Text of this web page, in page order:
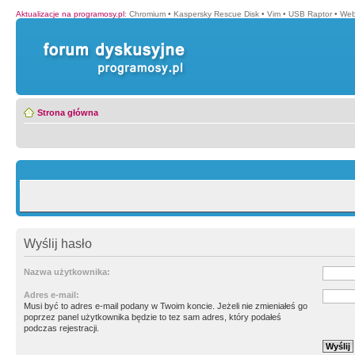
Aktualizacje na programosy.pl: Chromium • Kaspersky Rescue Disk • Vim • USB Raptor •
Strona główna
Wyślij hasło
Nazwa użytkownika:
Adres e-mail:
Musi być to adres e-mail podany w Twoim koncie. Jeżeli nie zmieniałeś go
poprzez panel użytkownika będzie to tez sam adres, który podałeś
podczas rejestracji.